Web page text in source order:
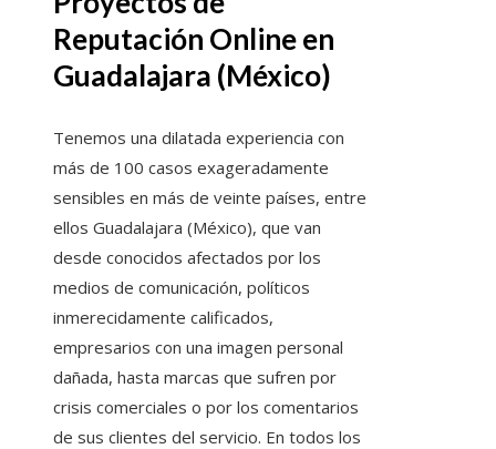
Reputación Online en
Guadalajara (México)
Tenemos una dilatada experiencia con
más de 100 casos exageradamente
sensibles en más de veinte países, entre
ellos Guadalajara (México), que van
desde conocidos afectados por los
medios de comunicación, políticos
inmerecidamente calificados,
empresarios con una imagen personal
dañada, hasta marcas que sufren por
crisis comerciales o por los comentarios
de sus clientes del servicio. En todos los